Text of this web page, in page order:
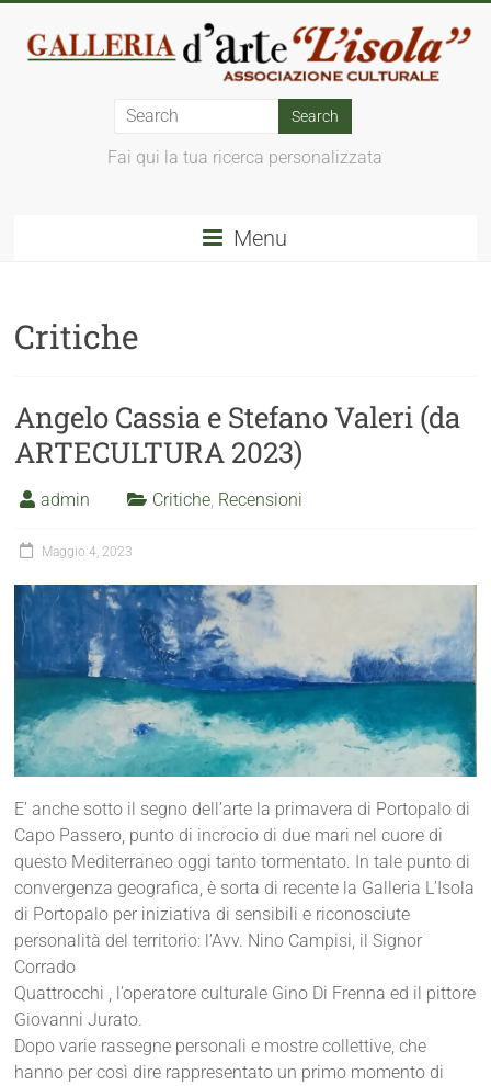
Fai qui la tua ricerca personalizzata
Menu
Critiche
Angelo Cassia e Stefano Valeri (da
ARTECULTURA 2023)
admin Critiche Recensioni
Maggio 4, 2023
E’ anche sotto il segno dell’arte la primavera di Portopalo di
Capo Passero, punto di incrocio di due mari nel cuore di
questo Mediterraneo oggi tanto tormentato. In tale punto di
convergenza geografica, è sorta di recente la Galleria L’Isola
di Portopalo per iniziativa di sensibili e riconosciute
personalità del territorio: l’Avv. Nino Campisi, il Signor
Corrado
Quattrocchi , l’operatore culturale Gino Di Frenna ed il pittore
Giovanni Jurato.
Dopo varie rassegne personali e mostre collettive, che
hanno per così dire rappresentato un primo momento di